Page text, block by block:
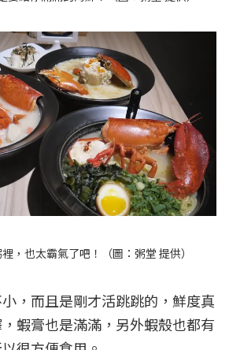
，也太霸氣了吧！（圖：粥堂 提供）
，而且是剛才活跳跳的，鮮度真
蝦膏也是滿滿，另外蝦殼也都有